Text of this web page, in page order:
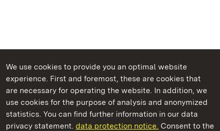
We use cookies to provide you an optimal website
experience. First and foremost, these are cookies that
are necessary for operating the website. In addition, we
use cookies for the purpose of analysis and anonymized
statistics. You can find further information in our data
privacy statement. data protection notice. Consent to the
State Palaces and Gardens of Baden-Wuerttemberg